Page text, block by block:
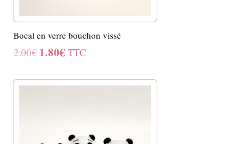
Bocal en verre bouchon vissé
2.00€ Le
initial
1.80€Le
actuel
TTC